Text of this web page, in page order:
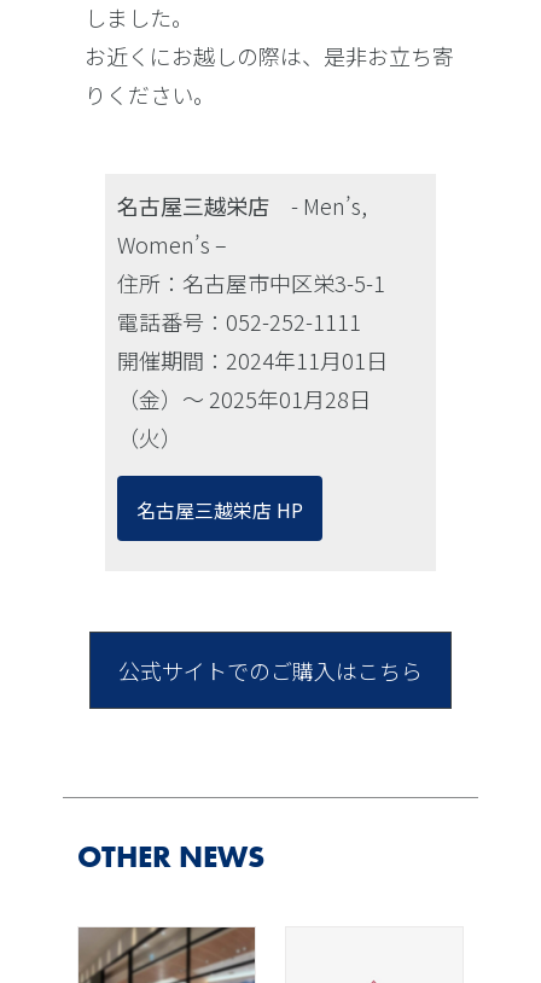
しました。
お近くにお越しの際は、是非お立ち寄
りください。
名古屋三越栄店- Men’s,
Women’s –
住所：名古屋市中区栄3-5-1
電話番号：052-252-1111
開催期間：2024年11月01日
（金）〜 2025年01月28日
（火）
名古屋三越栄店 HP
公式サイトでのご購入はこちら
OTHER NEWS